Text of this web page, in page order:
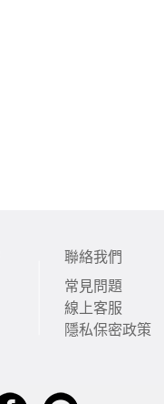
聯絡我們
常見問題
線上客服
隱私保密政策